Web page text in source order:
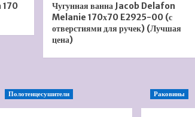
170
Чугунная ванна Jacob Delafon
Melanie 170х70 E2925-00 (с
отверстиями для ручек) (Лучшая
цена)
Полотенцесушители Раковины